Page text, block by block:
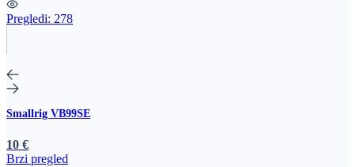
Pregledi: 278
Smallrig VB99SE
10 €
Brzi pregled